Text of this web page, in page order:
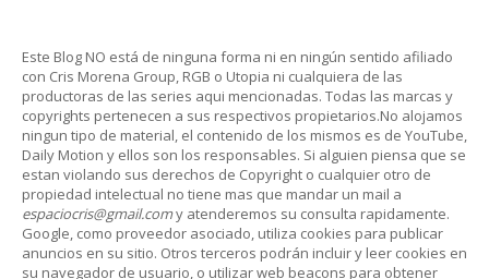
Este Blog NO está de ninguna forma ni en ningún sentido afiliado
con Cris Morena Group, RGB o Utopia ni cualquiera de las
productoras de las series aqui mencionadas. Todas las marcas y
copyrights pertenecen a sus respectivos propietarios.No alojamos
ningun tipo de material, el contenido de los mismos es de YouTube,
Daily Motion y ellos son los responsables. Si alguien piensa que se
estan violando sus derechos de Copyright o cualquier otro de
propiedad intelectual no tiene mas que mandar un mail a
espaciocris@gmail.comy atenderemos su consulta rapidamente.
Google, como proveedor asociado, utiliza cookies para publicar
anuncios en su sitio. Otros terceros podrán incluir y leer cookies en
su navegador de usuario, o utilizar web beacons para obtener